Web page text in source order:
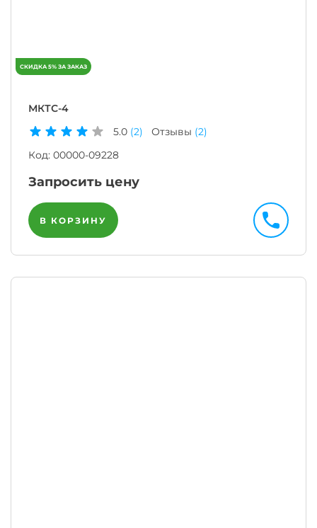
МКТС-4
5.0 (2) Отзывы (2)
Код: 00000-09228
Запросить цену
В КОРЗИНУ